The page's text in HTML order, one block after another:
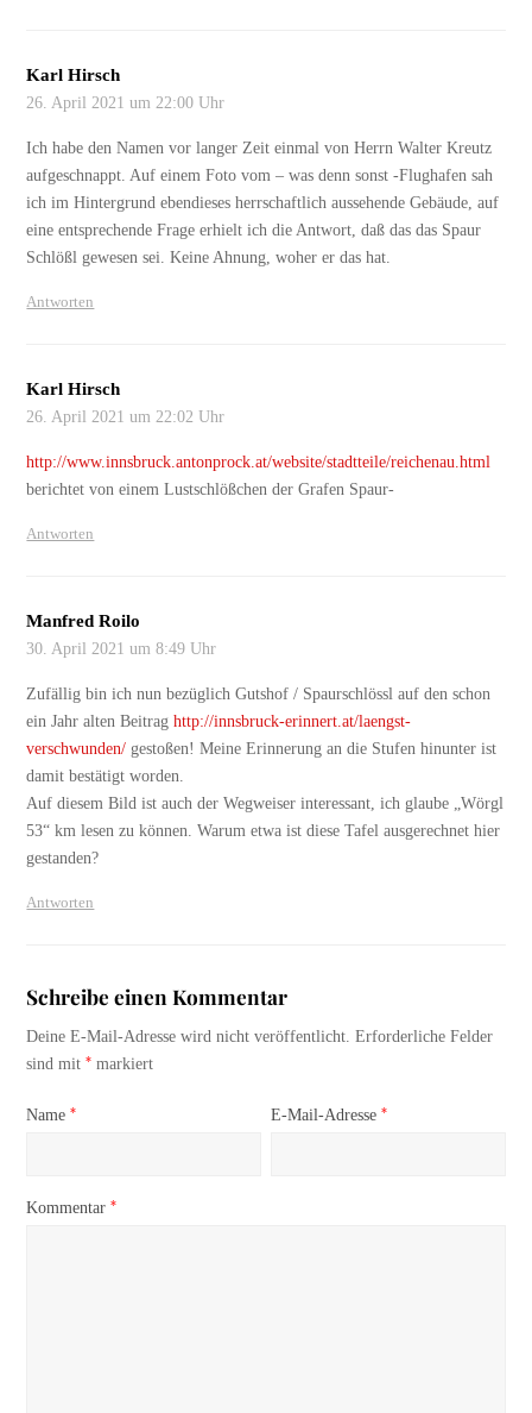
Karl Hirsch
26. April 2021 um 22:00 Uhr
Ich habe den Namen vor langer Zeit einmal von Herrn Walter Kreutz
aufgeschnappt. Auf einem Foto vom – was denn sonst -Flughafen sah
ich im Hintergrund ebendieses herrschaftlich aussehende Gebäude, auf
eine entsprechende Frage erhielt ich die Antwort, daß das das Spaur
Schlößl gewesen sei. Keine Ahnung, woher er das hat.
Antworten
Karl Hirsch
26. April 2021 um 22:02 Uhr
http://www.innsbruck.antonprock.at/website/stadtteile/reichenau.html
berichtet von einem Lustschlößchen der Grafen Spaur-
Antworten
Manfred Roilo
30. April 2021 um 8:49 Uhr
Zufällig bin ich nun bezüglich Gutshof / Spaurschlössl auf den schon
ein Jahr alten Beitraghttp://innsbruck-erinnert.at/laengst-
verschwunden/ gestoßen! Meine Erinnerung an die Stufen hinunter ist
damit bestätigt worden.
Auf diesem Bild ist auch der Wegweiser interessant, ich glaube „Wörgl
53“ km lesen zu können. Warum etwa ist diese Tafel ausgerechnet hier
gestanden?
Antworten
Schreibe einen Kommentar
Deine E-Mail-Adresse wird nicht veröffentlicht. Erforderliche Felder
sind mit* markiert
Name* E-Mail-Adresse*
Kommentar*